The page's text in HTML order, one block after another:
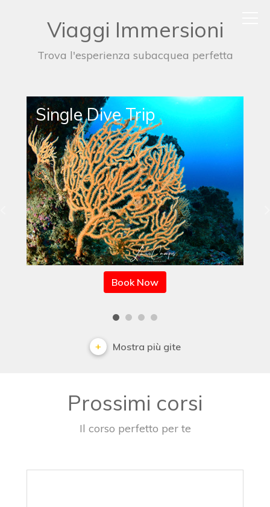
Viaggi Immersioni
Trova l'esperienza subacquea perfetta
Night Dive Trip
Book Now
Mostra più gite
Prossimi corsi
Il corso perfetto per te